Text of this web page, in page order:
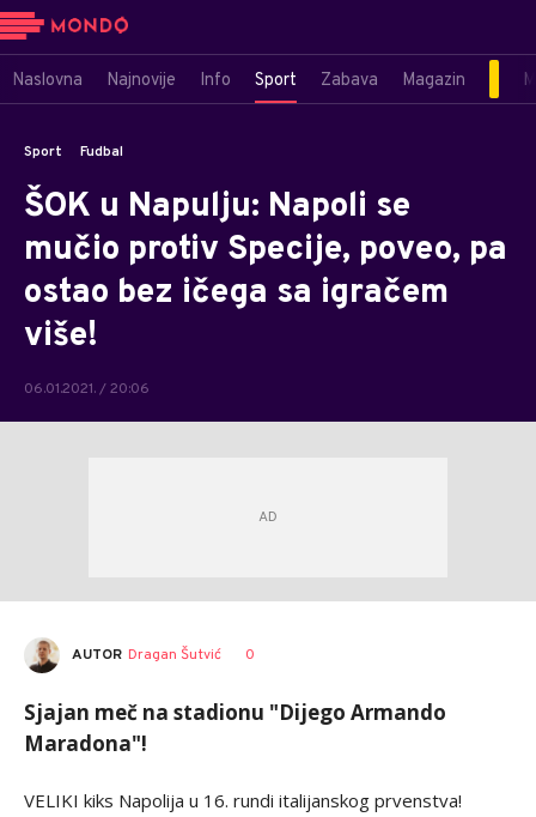
Naslovna Najnovije Info Sport Zabava Magazin
Sport Fudbal
ŠOK u Napulju: Napoli se
mučio protiv Specije, poveo, pa
ostao bez ičega sa igračem
više!
06.01.2021. / 20:06
AUTOR Dragan Šutvić 0
Sjajan meč na stadionu "Dijego Armando
Maradona"!
VELIKI kiks Napolija u 16. rundi italijanskog prvenstva!